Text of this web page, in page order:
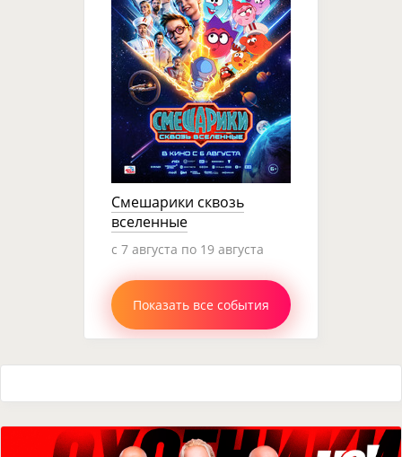
Смешарики сквозь
вселенные
c 7 августа по 19 августа
Показать все события